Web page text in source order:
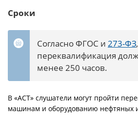
Сроки
Согласно ФГОС и 273-ФЗ,
переквалификация
менее 250 часов.
В «АСТ» слушатели могут пройти
машинам и оборудованию нефтяных